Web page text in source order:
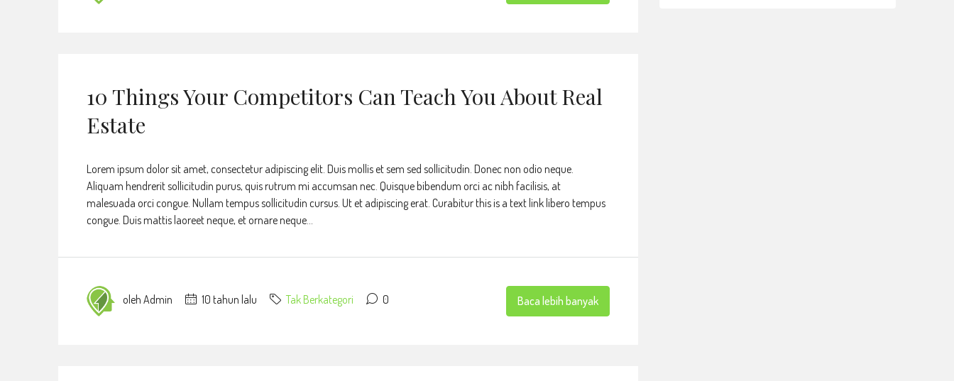
10 Things Your Competitors Can Teach You About Real
Estate
Lorem ipsum dolor sit amet, consectetur adipiscing elit. Duis mollis et sem sed sollicitudin. Donec non odio neque.
Aliquam hendrerit sollicitudin purus, quis rutrum mi accumsan nec. Quisque bibendum orci ac nibh facilisis, at
malesuada orci congue. Nullam tempus sollicitudin cursus. Ut et adipiscing erat. Curabitur this is a text link libero tempus
congue. Duis mattis laoreet neque, et ornare neque...
oleh Admin 10 tahun lalu Tak Berkategori 0 Baca lebih banyak